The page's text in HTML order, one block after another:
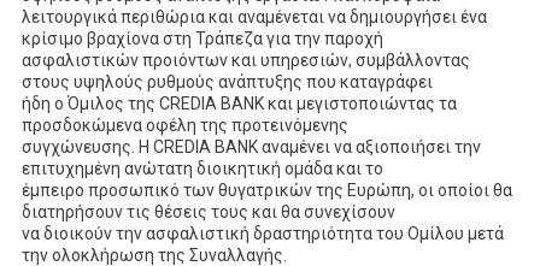
λειτουργικά περιθώρια και αναμένεται να δημιουργήσει ένα
κρίσιμο βραχίονα στη Τράπεζα για την παροχή
ασφαλιστικών προιόντων και υπηρεσιών, συμβάλλοντας
στους υψηλούς ρυθμούς ανάπτυξης που καταγράφει
ήδη ο Όμιλος της CREDIA BANK και μεγιστοποιώντας τα
προσδοκώμενα οφέλη της προτεινόμενης
συγχώνευσης. Η CREDIA BANK αναμένει να αξιοποιήσει την
επιτυχημένη ανώτατη διοικητική ομάδα και το
έμπειρο προσωπικό των θυγατρικών της Ευρώπη, οι οποίοι θα
διατηρήσουν τις θέσεις τους και θα συνεχίσουν
να διοικούν την ασφαλιστική δραστηριότητα του Ομίλου μετά
την ολοκλήρωση της Συναλλαγής.